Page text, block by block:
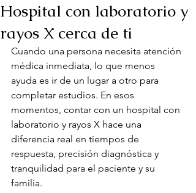
Hospital con laboratorio y
rayos X cerca de ti
Cuando una persona necesita atención
médica inmediata, lo que menos
ayuda es ir de un lugar a otro para
completar estudios. En esos
momentos, contar con un hospital con
laboratorio y rayos X hace una
diferencia real en tiempos de
respuesta, precisión diagnóstica y
tranquilidad para el paciente y su
familia.